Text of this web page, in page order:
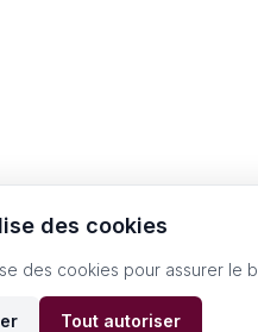
des cookies
des cookies pour assurer le
Tout autoriser